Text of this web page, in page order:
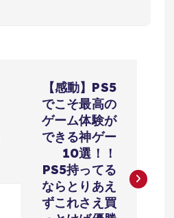
【感動】PS5
でこそ最高の
ゲーム体験が
できる神ゲー
10選！！
PS5持ってる
ならとりあえ
ずこれさえ買